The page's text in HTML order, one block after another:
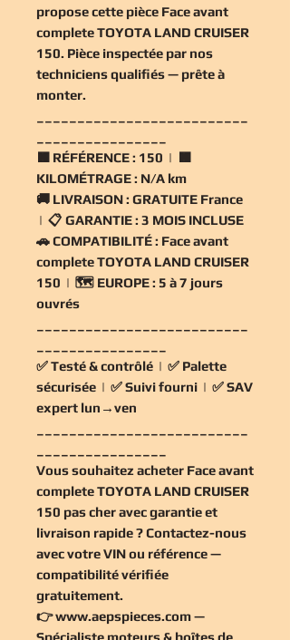
propose cette pièce Face avant
complete TOYOTA LAND CRUISER
150. Pièce inspectée par nos
techniciens qualifiés — prête à
monter.
🟧 RÉFÉRENCE : 150 | 🟧
KILOMÉTRAGE : N/A km
🚚 LIVRAISON : GRATUITE France
| 📋 GARANTIE : 3 MOIS INCLUSE
🚗COMPATIBILITÉ : Face avant
complete TOYOTA LAND CRUISER
150 | 🗺️ EUROPE : 5 à 7 jours
ouvrés
✅Testé & contrôlé | ✅ Palette
sécurisée | ✅Suivi fourni | ✅SAV
expert lun→ven
Vous souhaitez acheter Face avant
complete TOYOTA LAND CRUISER
150 pas cheravec garantie et
livraison rapide ? Contactez-nous
avec votre VIN ou référence —
compatibilité vérifiée
gratuitement.
👉www.aepspieces.com—
Spécialiste moteurs & boîtes de